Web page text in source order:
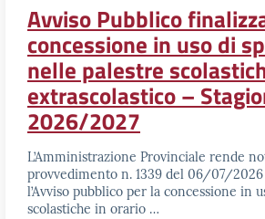
Avviso Pubblico
concessione in uso di
nelle palestre
extrascolastico –
2026/2027
L’Amministrazione Provinciale rende
provvedimento n. 1339 del 06/07/2026
l’Avviso pubblico per la concessione in
scolastiche in orario …